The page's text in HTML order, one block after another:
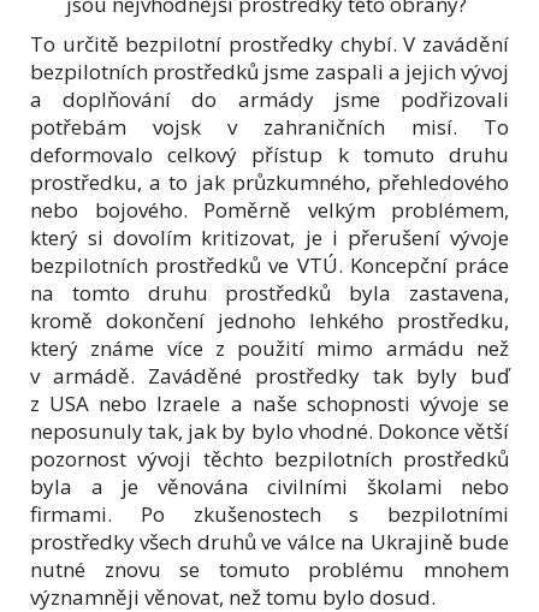
To určitě bezpilotní prostředky chybí. V zavádění
bezpilotních prostředků jsme zaspali a jejich vývoj
a doplňování do armády jsme podřizovali
potřebám vojsk v zahraničních misí. To
deformovalo celkový přístup k tomuto druhu
prostředku, a to jak průzkumného, přehledového
nebo bojového. Poměrně velkým problémem,
který si dovolím kritizovat, je i přerušení vývoje
bezpilotních prostředků ve VTÚ. Koncepční práce
na tomto druhu prostředků byla zastavena,
kromě dokončení jednoho lehkého prostředku,
který známe více z použití mimo armádu než
v armádě. Zaváděné prostředky tak byly buď
z USA nebo Izraele a naše schopnosti vývoje se
neposunuly tak, jak by bylo vhodné. Dokonce větší
pozornost vývoji těchto bezpilotních prostředků
byla a je věnována civilními školami nebo
firmami. Po zkušenostech s bezpilotními
prostředky všech druhů ve válce na Ukrajině bude
nutné znovu se tomuto problému mnohem
významněji věnovat, než tomu bylo dosud.